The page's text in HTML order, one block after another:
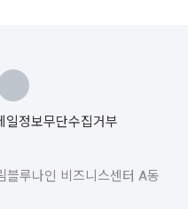
일정보무단수집거부
블루나인 비즈니스센터 A동